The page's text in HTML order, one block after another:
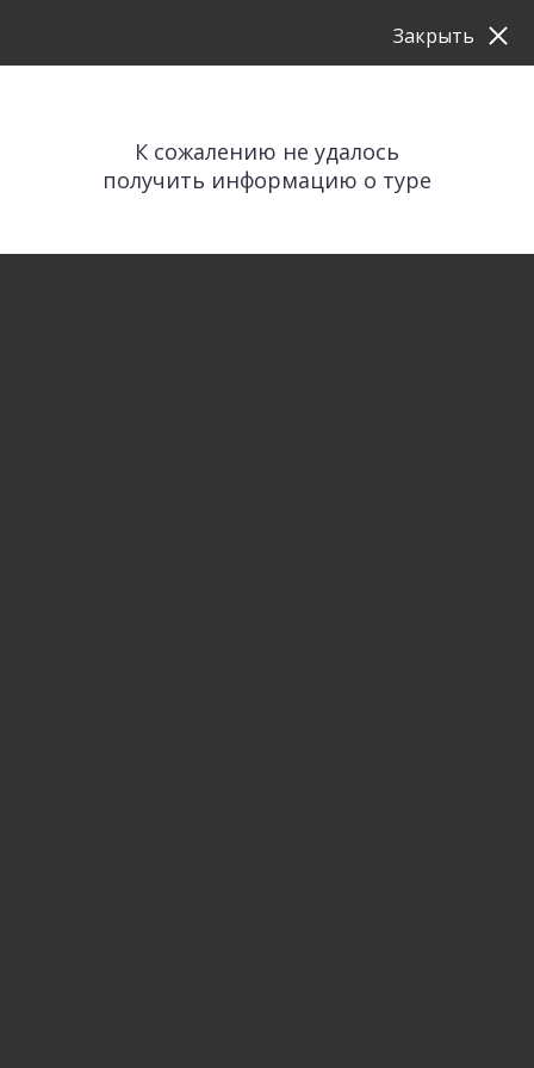
К сожалению не удалось
получить информацию о туре
Закрыть